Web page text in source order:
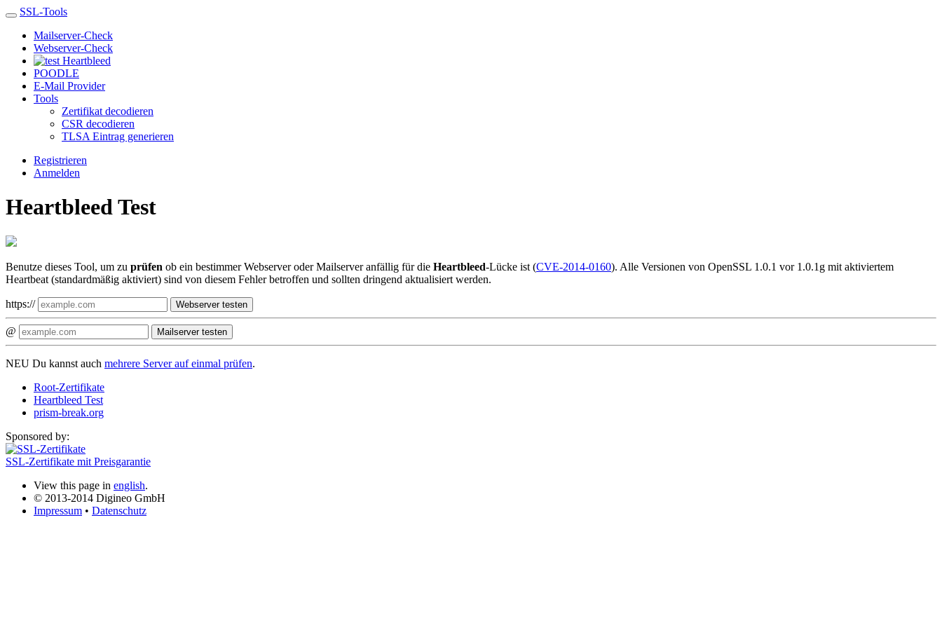
SSL-Tools
Mailserver-Check
Webserver-Check
Heartbleed
POODLE
E-Mail Provider
Tools
Zertifikat decodieren
CSR decodieren
TLSA Eintrag generieren
Registrieren
Anmelden
Heartbleed Test
Benutze dieses Tool, um zu prüfen ob ein bestimmer Webserver oder Mailserver anfällig für die Heartbleed-Lücke ist (CVE-2014-0160). Alle Versionen von OpenSSL 1.0.1 vor 1.0.1g mit aktiviertem
Heartbeat (standardmäßig aktiviert) sind von diesem Fehler betroffen und sollten dringend aktualisiert werden.
https:// Webserver testen
@ Mailserver testen
NEU Du kannst auch mehrere Server auf einmal prüfen.
Root-Zertifikate
Heartbleed Test
prism-break.org
Sponsored by:
SSL-Zertifikate mit Preisgarantie
View this page in english.
© 2013-2014 Digineo GmbH
Impressum • Datenschutz